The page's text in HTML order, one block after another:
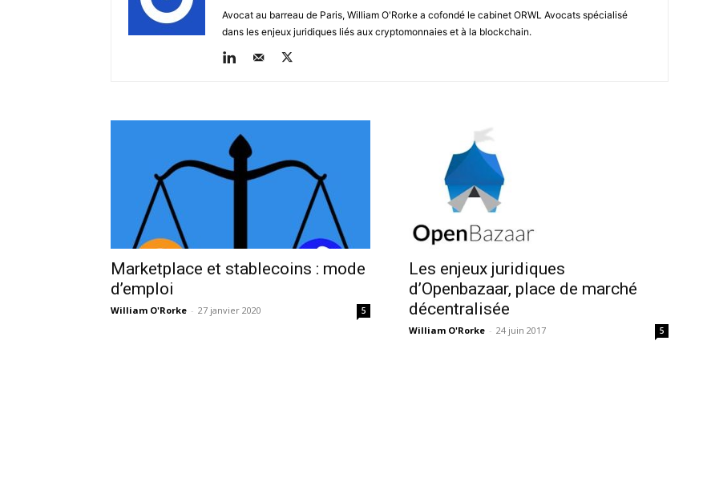
Avocat au barreau de Paris, William O'Rorke a cofondé le cabinet ORWL Avocats spécialisé
dans les enjeux juridiques liés aux cryptomonnaies et à la blockchain.
Marketplace et stablecoins : mode
d’emploi
William O'Rorke - 27 janvier 2020 5
Les enjeux juridiques
d’Openbazaar, place de marché
décentralisée
William O'Rorke - 24 juin 2017 5